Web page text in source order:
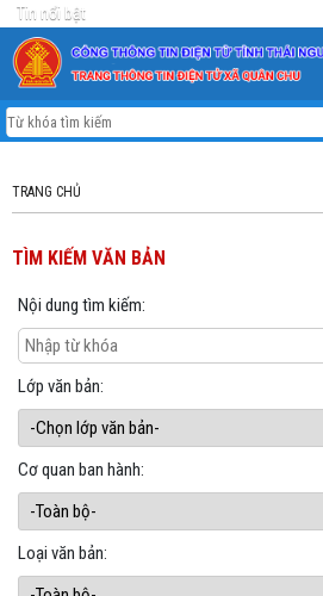
Tin nổi bật
TRANG CHỦ
TÌM KIẾM VĂN BẢN
Nội dung tìm kiếm:
Lớp văn bản:
Cơ quan ban hành:
Loại văn bản: